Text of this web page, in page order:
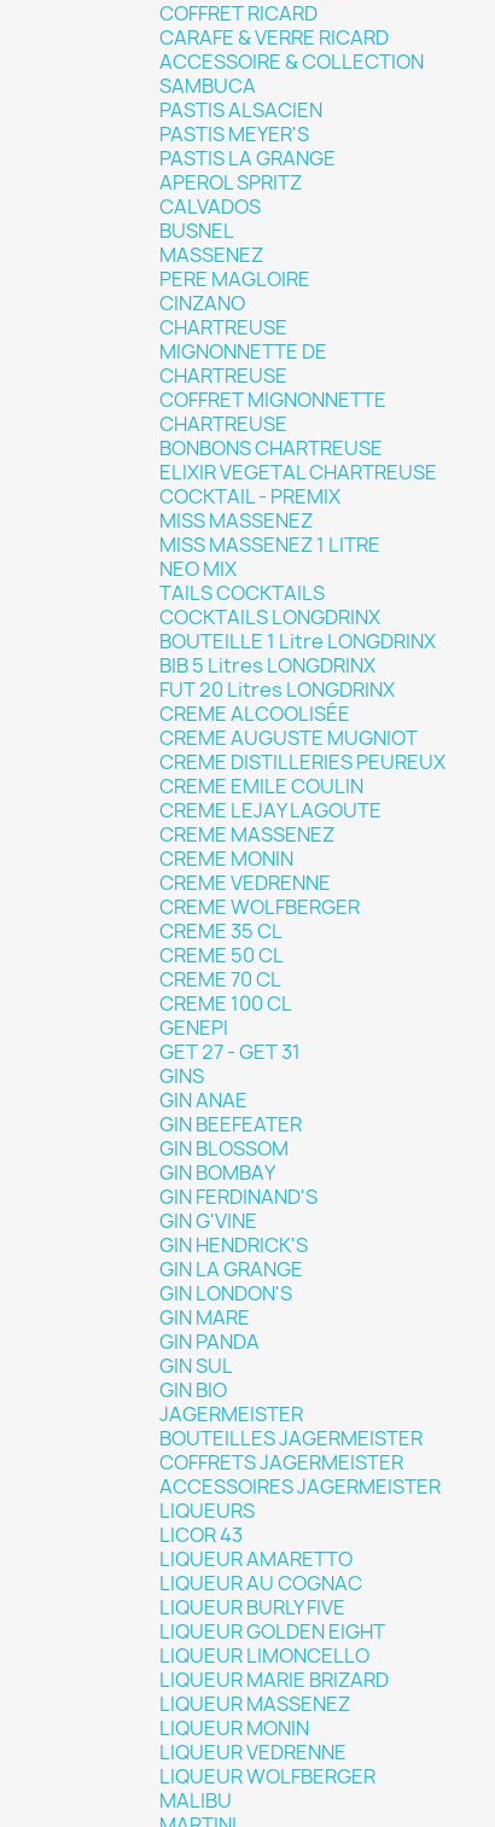
COFFRET RICARD
CARAFE & VERRE RICARD
ACCESSOIRE & COLLECTION
SAMBUCA
PASTIS ALSACIEN
PASTIS MEYER'S
PASTIS LA GRANGE
APEROL SPRITZ
CALVADOS
BUSNEL
MASSENEZ
PERE MAGLOIRE
CINZANO
CHARTREUSE
MIGNONNETTE DE
CHARTREUSE
COFFRET MIGNONNETTE
CHARTREUSE
BONBONS CHARTREUSE
ELIXIR VEGETAL CHARTREUSE
COCKTAIL - PREMIX
MISS MASSENEZ
MISS MASSENEZ 1 LITRE
NEO MIX
TAILS COCKTAILS
COCKTAILS LONGDRINX
BOUTEILLE 1 Litre LONGDRINX
BIB 5 Litres LONGDRINX
FUT 20 Litres LONGDRINX
CREME ALCOOLISÉE
CREME AUGUSTE MUGNIOT
CREME DISTILLERIES PEUREUX
CREME EMILE COULIN
CREME LEJAY LAGOUTE
CREME MASSENEZ
CREME MONIN
CREME VEDRENNE
CREME WOLFBERGER
CREME 35 CL
CREME 50 CL
CREME 70 CL
CREME 100 CL
GENEPI
GET 27 - GET 31
GINS
GIN ANAE
GIN BEEFEATER
GIN BLOSSOM
GIN BOMBAY
GIN FERDINAND'S
GIN G'VINE
GIN HENDRICK'S
GIN LA GRANGE
GIN LONDON'S
GIN MARE
GIN PANDA
GIN SUL
GIN BIO
JAGERMEISTER
BOUTEILLES JAGERMEISTER
COFFRETS JAGERMEISTER
ACCESSOIRES JAGERMEISTER
LIQUEURS
LICOR 43
LIQUEUR AMARETTO
LIQUEUR AU COGNAC
LIQUEUR BURLY FIVE
LIQUEUR GOLDEN EIGHT
LIQUEUR LIMONCELLO
LIQUEUR MARIE BRIZARD
LIQUEUR MASSENEZ
LIQUEUR MONIN
LIQUEUR VEDRENNE
LIQUEUR WOLFBERGER
MALIBU